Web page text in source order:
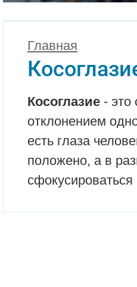
Главная
Косоглазие - это
отклонением
есть глаза
положено, а в